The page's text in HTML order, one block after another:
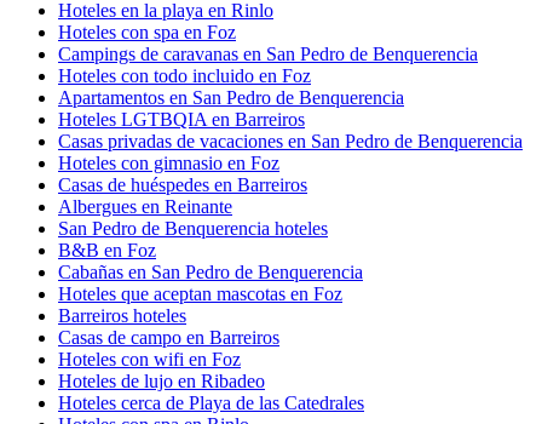
Hoteles en la playa en Rinlo
Hoteles con spa en Foz
Campings de caravanas en San Pedro de Benquerencia
Hoteles con todo incluido en Foz
Apartamentos en San Pedro de Benquerencia
Hoteles LGTBQIA en Barreiros
Casas privadas de vacaciones en San Pedro de Benquerencia
Hoteles con gimnasio en Foz
Casas de huéspedes en Barreiros
Albergues en Reinante
San Pedro de Benquerencia hoteles
B&B en Foz
Cabañas en San Pedro de Benquerencia
Hoteles que aceptan mascotas en Foz
Barreiros hoteles
Casas de campo en Barreiros
Hoteles con wifi en Foz
Hoteles de lujo en Ribadeo
Hoteles cerca de Playa de las Catedrales